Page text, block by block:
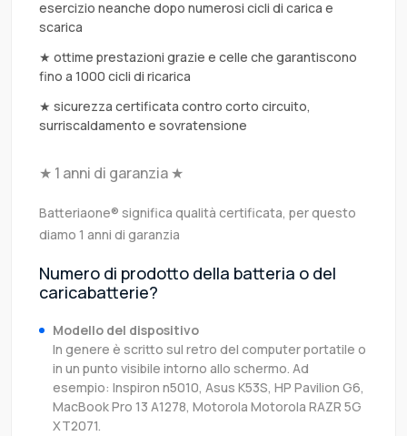
esercizio neanche dopo numerosi cicli di carica e
scarica
★ ottime prestazioni grazie e celle che garantiscono
fino a 1000 cicli di ricarica
★ sicurezza certificata contro corto circuito,
surriscaldamento e sovratensione
★ 1 anni di garanzia ★
Batteriaone® significa qualità certificata, per questo
diamo 1 anni di garanzia
Numero di prodotto della batteria o del
caricabatterie?
Modello del dispositivo
In genere è scritto sul retro del computer portatile o
in un punto visibile intorno allo schermo. Ad
esempio: Inspiron n5010, Asus K53S, HP Pavilion G6,
MacBook Pro 13 A1278, Motorola Motorola RAZR 5G
XT2071.